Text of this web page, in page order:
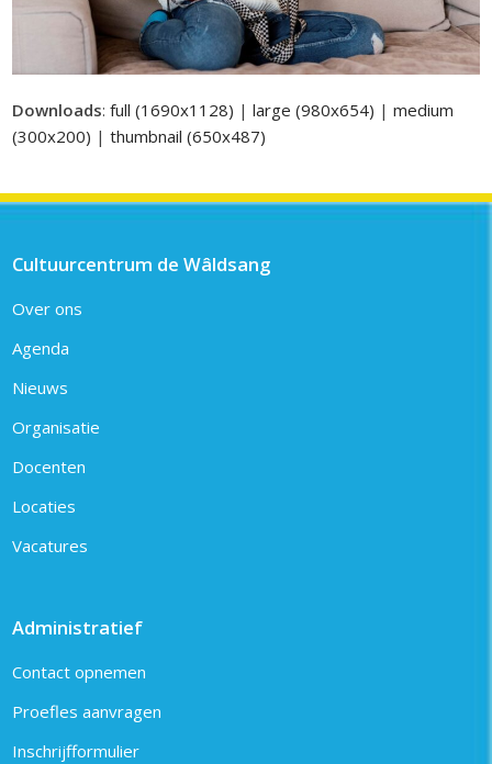
Downloads:full (1690x1128) |large (980x654) |medium
(300x200) |thumbnail (650x487)
Cultuurcentrum de Wâldsang
Over ons
Agenda
Nieuws
Organisatie
Docenten
Locaties
Vacatures
Administratief
Contact opnemen
Proefles aanvragen
Inschrijfformulier